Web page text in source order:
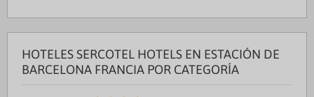
HOTELES SERCOTEL HOTELS EN ESTACIÓN DE
BARCELONA FRANCIA POR CATEGORÍA